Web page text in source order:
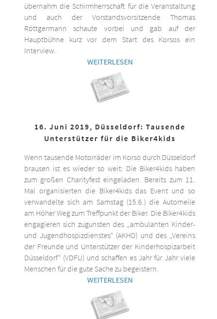
übernahm die Schirmherrschaft für die Veranstaltung
und auch der Vorstandsvorsitzende Thomas
Röttgermann schaute vorbei und gab auf der
Hauptbühne kurz vor dem Start des Korsos ein
Interview.
WEITERLESEN
16. Juni 2019, Düsseldorf: Tausende
Unterstützer für die Biker4kids
Wenn tausende Motorräder im Korso durch Düsseldorf
brausen ist es wieder so weit: Die Biker4kids haben
zum großen Charityfest eingeladen. Bereits zum 11.
Mal organisierten die Biker4kids das Event und so
verwandelte sich am Samstag (15.6.) die Automeile
am Höher Weg zum Treffpunkt der Biker. Die Biker4kids
engagieren sich zugunsten des „ambulanten Kinder-
und Jugendhospizdienstes“ (AKHD) und des „Vereins
der Freunde und Unterstützer der Kinderhospizarbeit
Düsseldorf“ (VDFU) und schaffen es Jahr für Jahr viele
Menschen für die gute Sache zu begeistern.
WEITERLESEN